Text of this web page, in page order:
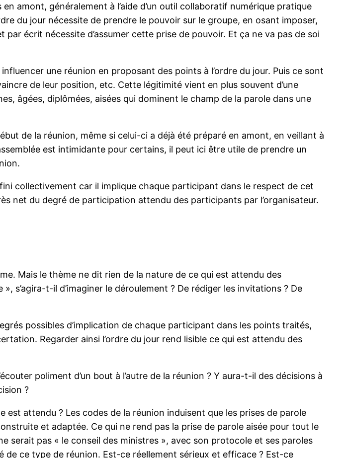
amont, généralement à l’aide d’un outil collaboratif numérique pratique
du jour nécessite de prendre le pouvoir sur le groupe, en osant imposer,
par écrit nécessite d’assumer cette prise de pouvoir. Et ça ne va pas de soi
une réunion en proposant des points à l’ordre du jour. Puis ce sont
de leur position, etc. Cette légitimité vient en plus souvent d’une
âgées, diplômées, aisées qui dominent le champ de la parole dans une
de la réunion, même si celui-ci a déjà été préparé en amont, en veillant à
est intimidante pour certains, il peut ici être utile de prendre un
collectivement car il implique chaque participant dans le respect de cet
net du degré de participation attendu des participants par l’organisateur.
Mais le thème ne dit rien de la nature de ce qui est attendu des
s’agira-t-il d’imaginer le déroulement ? De rédiger les invitations ? De
possibles d’implication de chaque participant dans les points traités,
Regarder ainsi l’ordre du jour rend lisible ce qui est attendu des
poliment d’un bout à l’autre de la réunion ? Y aura-t-il des décisions à
?
attendu ? Les codes de la réunion induisent que les prises de parole
et adaptée. Ce qui ne rend pas la prise de parole aisée pour tout le
serait pas « le conseil des ministres », avec son protocole et ses paroles
de ce type de réunion. Est-ce réellement sérieux et efficace ? Est-ce